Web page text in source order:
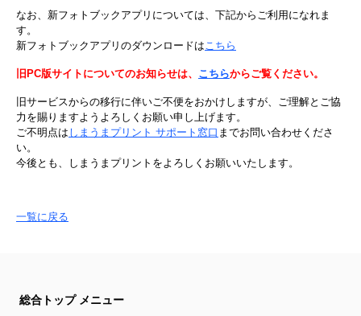
な​お、​新フォトブックアプリに​ついては、​下記から​ご利用になれま
す。​
新フォトブックアプリの​ダウンロードは​こちら
旧PC版サイトについてのお知らせは、 こちらからご覧ください。
旧サービスからの移行に伴いご不便をおかけしますが、ご理解とご協
力を賜りますようよろしくお願い申し上げます。​
ご不明点は しまうまプリント サポート窓口 までお問い合わせくださ
い。
今後とも、しまうまプリントをよろしくお願いいたします。​
一覧に戻る
総合トップ メニュー